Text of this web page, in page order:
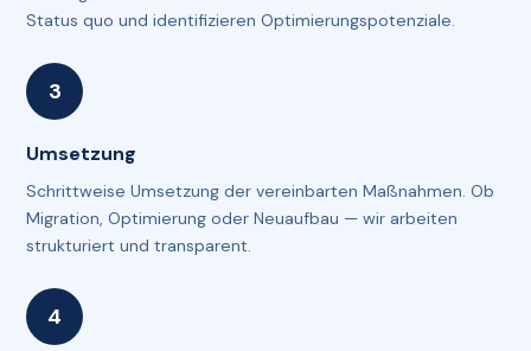
Status quo und identifizieren Optimierungspotenziale.
Umsetzung
Schrittweise Umsetzung der vereinbarten Maßnahmen. Ob
Migration, Optimierung oder Neuaufbau — wir arbeiten
strukturiert und transparent.